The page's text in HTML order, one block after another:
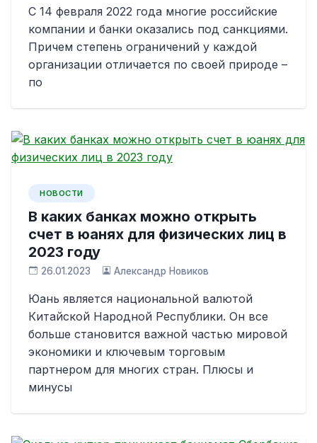
С 14 февраля 2022 года многие российские
компании и банки оказались под санкциями.
Причем степень ограничений у каждой
организации отличается по своей природе –
по
НОВОСТИ
В каких банках можно открыть
счет в юанях для физических лиц в
2023 году
26.01.2023 Александр Новиков
Юань является национальной валютой
Китайской Народной Республики. Он все
больше становится важной частью мировой
экономики и ключевым торговым
партнером для многих стран. Плюсы и
минусы